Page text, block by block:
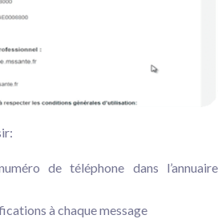
de téléphone dans l’annuaire
à chaque message